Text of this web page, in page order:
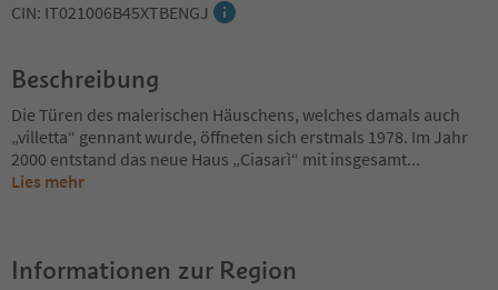
CIN: IT021006B45XTBENGJ
Beschreibung
Die Türen des malerischen Häuschens, welches damals auch
„villetta“ gennant wurde, öffneten sich erstmals 1978. Im Jahr
2000 entstand das neue Haus „Ciasarì“ mit insgesamt...
Lies mehr
Informationen zur Region